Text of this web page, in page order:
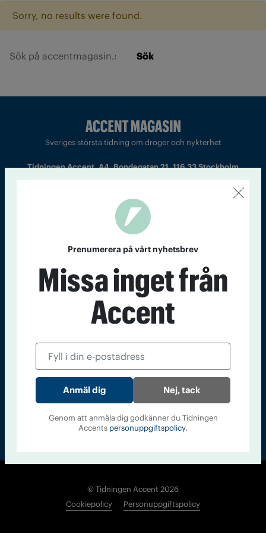
Sorry, no results were found.
Sök
Sveriges största tidning om droger och nykterhet
Tidningen Accent, A4, Bondegatan 21, 116 33 Stockholm
Chefredaktör och ansvarig utgivare: Barbro Janson Lundkvist,
barbro@a4.se.
Kontakt Om Tidningen Tidningsarkiv In English
Läs tidigare
Accent
© Tidningen Accent 2026
Cookiepolicy
Personuppgiftspolicy
Prenumerera på vårt nyhetsbrev
Missa inget från
Accent
Nej, tack
Genom att anmäla dig godkänner du Tidningen
Accents personuppgiftspolicy.